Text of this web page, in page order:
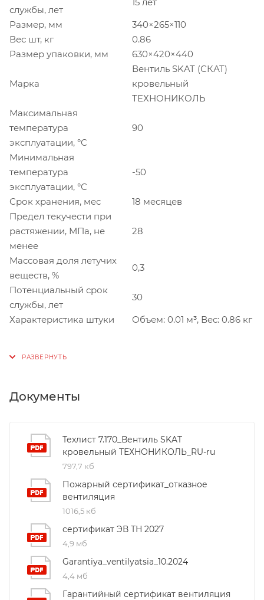
службы, лет
Размер, мм
340×265×110
Вес шт, кг
0.86
Размер упаковки, мм
630×420×440
Марка
Вентиль SKAT (СКАТ)
кровельный
ТЕХНОНИКОЛЬ
Максимальная
температура
эксплуатации, °С
90
Минимальная
температура
эксплуатации, °С
-50
Срок хранения, мес
18 месяцев
Предел текучести при
растяжении, МПа, не
менее
28
Массовая доля летучих
веществ, %
0,3
Потенциальный срок
службы, лет
30
Характеристика штуки
Объем: 0.01 м³, Вес: 0.86 кг
Документы
Техлист 7.170_Вентиль SKAT
кровельный ТЕХНОНИКОЛЬ_RU-ru
797,7 кб
Пожарный сертификат_отказное
вентиляция
1016,5 кб
сертификат ЭВ ТН 2027
4,9 мб
Garantiya_ventilyatsia_10.2024
4,4 мб
Гарантийный сертификат вентиляция